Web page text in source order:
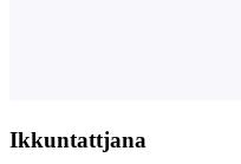
Ikkuntattjana